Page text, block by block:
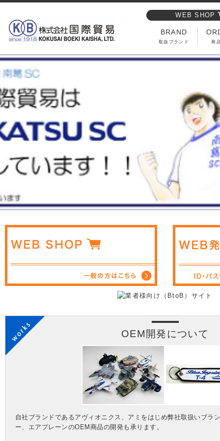
WEB SHOP
BRAND
取扱ブランド 商
OEM開発について
自社ブランドであるアヴィオニクス、アミをはじめ弊社取扱いブラ
ー、エアプレーンのOEM商品の開発も承ります。